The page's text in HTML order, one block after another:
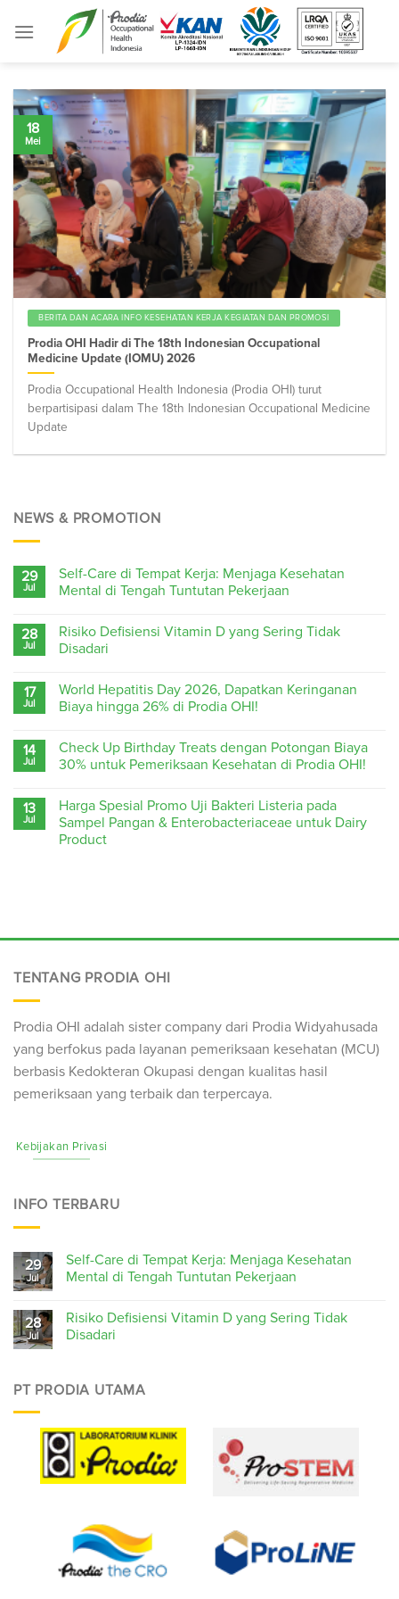
BERITA DAN ACARA INFO KESEHATAN KERJA KEGIATAN DAN PROMOSI
Prodia OHI Hadir di The 18th Indonesian Occupational
Medicine Update (IOMU) 2026
Prodia Occupational Health Indonesia (Prodia OHI) turut
berpartisipasi dalam The 18th Indonesian Occupational Medicine
Update
18
Mei
NEWS & PROMOTION
29
Jul
Self-Care di Tempat Kerja: Menjaga Kesehatan
Mental di Tengah Tuntutan Pekerjaan
28
Jul
Risiko Defisiensi Vitamin D yang Sering Tidak
Disadari
17
Jul
World Hepatitis Day 2026, Dapatkan Keringanan
Biaya hingga 26% di Prodia OHI!
14
Jul
Check Up Birthday Treats dengan Potongan Biaya
30% untuk Pemeriksaan Kesehatan di Prodia OHI!
13
Jul
Harga Spesial Promo Uji Bakteri Listeria pada
Sampel Pangan & Enterobacteriaceae untuk Dairy
Product
TENTANG PRODIA OHI
Prodia OHI adalah sister company dari Prodia Widyahusada
yang berfokus pada layanan pemeriksaan kesehatan (MCU)
berbasis Kedokteran Okupasi dengan kualitas hasil
pemeriksaan yang terbaik dan terpercaya.
Kebijakan Privasi
INFO TERBARU
29
Jul
Self-Care di Tempat Kerja: Menjaga Kesehatan
Mental di Tengah Tuntutan Pekerjaan
28
Jul
Risiko Defisiensi Vitamin D yang Sering Tidak
Disadari
PT PRODIA UTAMA